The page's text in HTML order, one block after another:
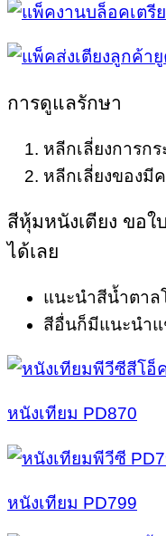
การดูแลรักษา
หลีกเลี่ยงการก
หลีกเลี่ยงของมี
สีหุ้มหนังเตียง ขอใ
ได้เลย
แนะนำสีน้ำตาล
สีอื่นก็มีแนะนำ
หนังเทียม PD870
หนังเทียม PD799